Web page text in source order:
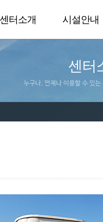
센터소개 시설안내
센터
누구나, 언제나 이용할 수 있